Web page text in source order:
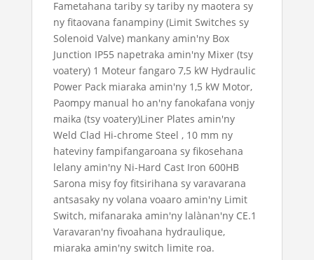
Fametahana tariby sy tariby ny maotera sy
ny fitaovana fanampiny (Limit Switches sy
Solenoid Valve) mankany amin'ny Box
Junction IP55 napetraka amin'ny Mixer (tsy
voatery) 1 Moteur fangaro 7,5 kW Hydraulic
Power Pack miaraka amin'ny 1,5 kW Motor,
Paompy manual ho an'ny fanokafana vonjy
maika (tsy voatery)Liner Plates amin'ny
Weld Clad Hi-chrome Steel , 10 mm ny
hateviny fampifangaroana sy fikosehana
lelany amin'ny Ni-Hard Cast Iron 600HB
Sarona misy foy fitsirihana sy varavarana
antsasaky ny volana voaaro amin'ny Limit
Switch, mifanaraka amin'ny lalànan'ny CE.1
Varavaran'ny fivoahana hydraulique,
miaraka amin'ny switch limite roa.